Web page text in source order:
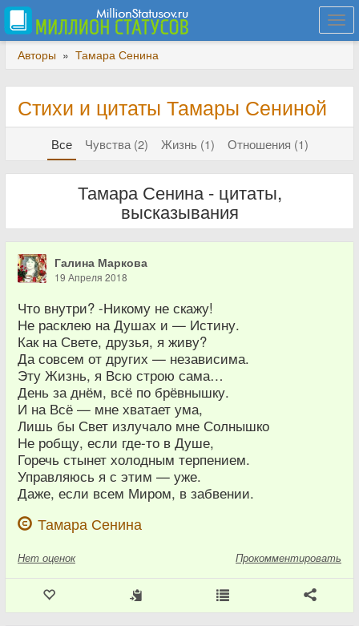
Авторы » Тамара Сенина
Стихи и цитаты Тамары Сениной
Все Чувства (2) Жизнь (1) Отношения (1)
Тамара Сенина - цитаты,
высказывания
Галина Маркова
19 Апреля 2018
Что внутри? -Никому не скажу!​
Не расклею на Душах и — Истину.​
Как на Свете, друзья, я живу?​
Да совсем от других — независима.​
Эту Жизнь, я Всю строю сама…​
День за днём, всё по брёвнышку.​
И на Всё — мне хватает ума,​
Лишь бы Свет излучало мне Солнышко​
Не робщу, если ​где-то в Душе,
Горечь стынет холодным терпением.​
Управляюсь я с этим — уже.​
Даже, если всем Миром, в забвении.​
Тамара Сенина
Нет оценок Прокомментировать